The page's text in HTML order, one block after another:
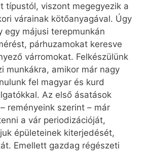
típustól, viszont megegyezik a
várainak kötőanyagával. Úgy
egy májusi terepmunkán
párhuzamokat keresve
várromokat. Felkészülünk
munkákra, amikor már nagy
fel magyar és kurd
Az első ásatások
reményeink szerint – már
a vár periodizációját,
épületeinek kiterjedését,
Emellett gazdag régészeti